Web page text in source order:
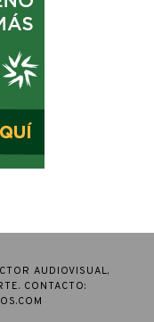
AUDIOVISUAL,
CONTACTO: